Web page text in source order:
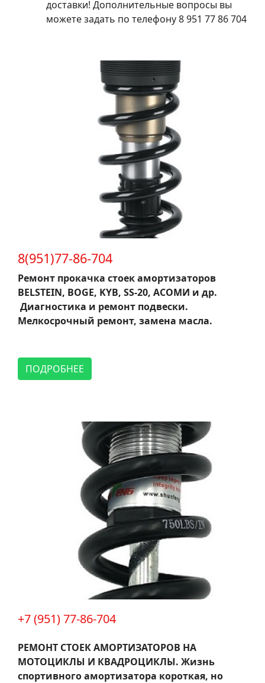
доставки! Дополнительные вопросы вы
можете задать по телефону 8 951 77 86 704
8(951)77-86-704
Ремонт прокачка стоек амортизаторов
BELSTEIN, BOGE, KYB, SS-20, АСОМИ и др.
Диагностика и ремонт подвески.
Мелкосрочный ремонт, замена масла.
ПОДРОБНЕЕ
+7 (951) 77-86-704
РЕМОНТ СТОЕК АМОРТИЗАТОРОВ НА
МОТОЦИКЛЫ И КВАДРОЦИКЛЫ. Жизнь
спортивного амортизатора короткая, но